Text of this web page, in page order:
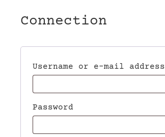
Connection
Username or e-mail address
Password